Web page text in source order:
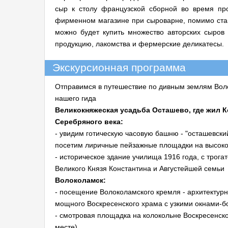
сыр к столу французской сборной во время
фирменном магазине при сыроварне, помимо
можно будет купить множество авторских
продукцию, лакомства и фермерские деликатесы.
Экскурсионная программа
Отправимся в путешествие по дивным землям
нашего гида
Великокняжеская усадьба Осташево, где жил
Серебряного века:
- увидим готическую часовую башню -
посетим лиричные пейзажные площадки на
- историческое здание училища 1916 года, с
Великого Князя Константина и Августейшей семьи
Волоколамск:
- посещение Волоколамского кремля -
мощного Воскресенского храма с узкими окнами-
- смотровая площадка на колокольне